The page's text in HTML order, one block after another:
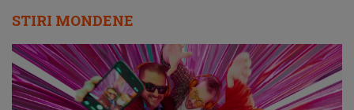
STIRI MONDENE